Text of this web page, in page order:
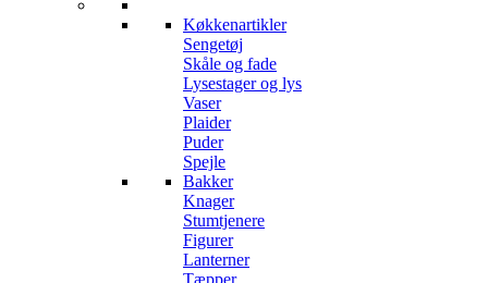
Køkkenartikler
Sengetøj
Skåle og fade
Lysestager og lys
Vaser
Plaider
Puder
Spejle
Bakker
Knager
Stumtjenere
Figurer
Lanterner
Tæpper